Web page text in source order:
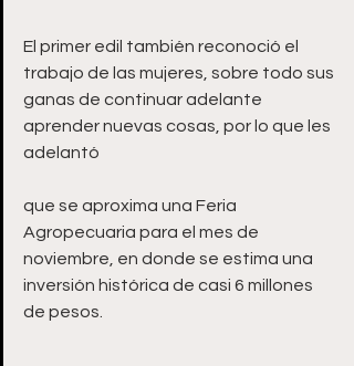
El primer edil también reconoció el
trabajo de las mujeres, sobre todo sus
ganas de continuar adelante
aprender nuevas cosas, por lo que les
que se aproxima una Feria
Agropecuaria para el mes de
noviembre, en donde se estima una
inversión histórica de casi 6 millones